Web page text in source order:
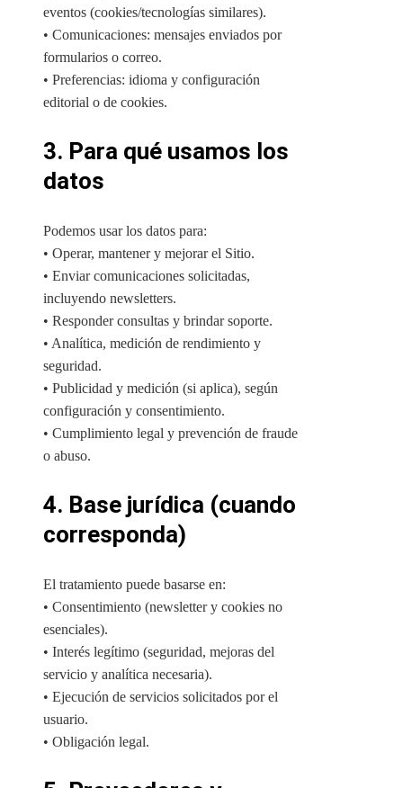
eventos (cookies/tecnologías similares).
• Comunicaciones: mensajes enviados por
formularios o correo.
• Preferencias: idioma y configuración
editorial o de cookies.
3. Para qué usamos los
datos
Podemos usar los datos para:
• Operar, mantener y mejorar el Sitio.
• Enviar comunicaciones solicitadas,
incluyendo newsletters.
• Responder consultas y brindar soporte.
• Analítica, medición de rendimiento y
seguridad.
• Publicidad y medición (si aplica), según
configuración y consentimiento.
• Cumplimiento legal y prevención de fraude
o abuso.
4. Base jurídica (cuando
corresponda)
El tratamiento puede basarse en:
• Consentimiento (newsletter y cookies no
esenciales).
• Interés legítimo (seguridad, mejoras del
servicio y analítica necesaria).
• Ejecución de servicios solicitados por el
usuario.
• Obligación legal.